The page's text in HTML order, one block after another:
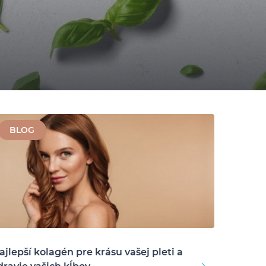
BLOG
kolagén pre krásu vašej pleti a